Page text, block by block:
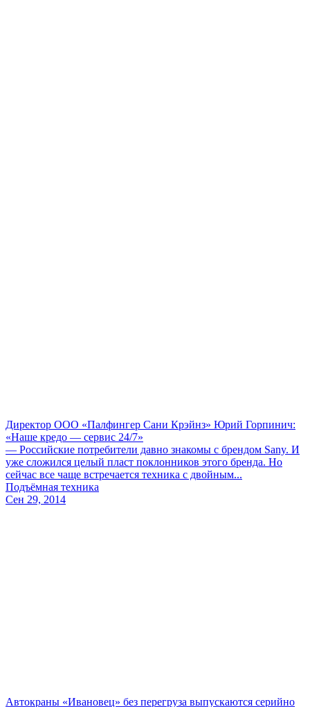
Директор ООО «Палфингер Сани Крэйнз» Юрий Горпинич:
«Наше кредо — сервис 24/7»
— Российские потребители давно знакомы с брендом Sany. И
уже сложился целый пласт поклонников этого бренда. Но
сейчас все чаще встречается техника с двойным...
Подъёмная техника
Сен 29, 2014
Автокраны «Ивановец» без перегруза выпускаются серийно